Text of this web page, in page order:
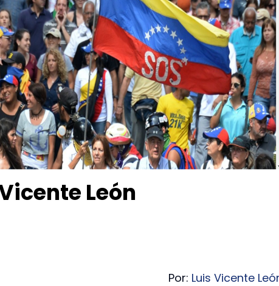
León
Por: Luis Vicente